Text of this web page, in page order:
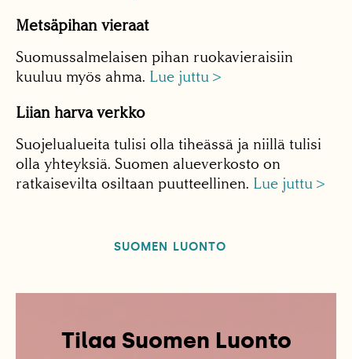
Metsäpihan vieraat
Suomussalmelaisen pihan ruokavieraisiin
kuuluu myös ahma. Lue juttu >
Liian harva verkko
Suojelualueita tulisi olla tiheässä ja niillä tulisi
olla yhteyksiä. Suomen alueverkosto on
ratkaisevilta osiltaan puutteellinen. Lue juttu >
SUOMEN LUONTO
Tilaa Suomen Luonto